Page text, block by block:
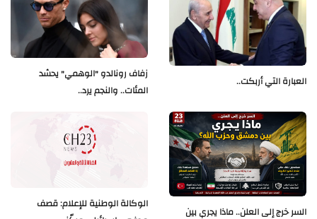
زفاف رونالدو "الوهمي" يحشد
المئات.. والنجم يرد..
العبارة التي أربكت..
الوكالة الوطنية للإعلام: قصف
السر خرج إلى العلن.. ماذا يجري بين